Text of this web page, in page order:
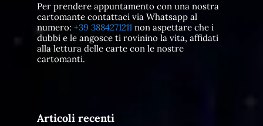
Per prendere appuntamento con una nostra
cartomante contattaci via Whatsapp al
numero: +39 3884271211non aspettare che i
dubbi e le angosce ti rovinino la vita, affidati
alla lettura delle carte con le nostre
cartomanti.
Articoli recenti